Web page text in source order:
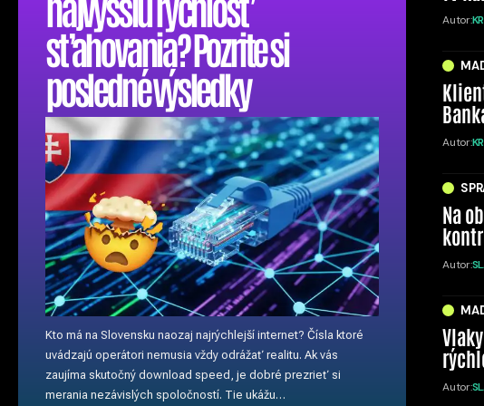
sťahovania? Pozrite si
posledné výsledky
Kto má na Slovensku naozaj najrýchlejší internet? Čísla ktoré
uvádzajú operátori nemusia vždy odrážať realitu. Ak vás
zaujíma skutočný download speed, je dobré prezrieť si
merania nezávislých spoločností. Tie ukážu…
Autor:
Autor:
Na
Autor:
Autor: